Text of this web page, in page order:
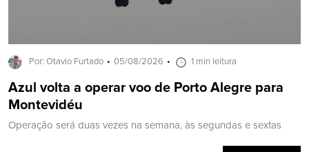
Por: Otavio Furtado 05/08/2026 1 min leitura
Azul volta a operar voo de Porto Alegre para
Montevidéu
Operação será duas vezes na semana, às segundas e sextas